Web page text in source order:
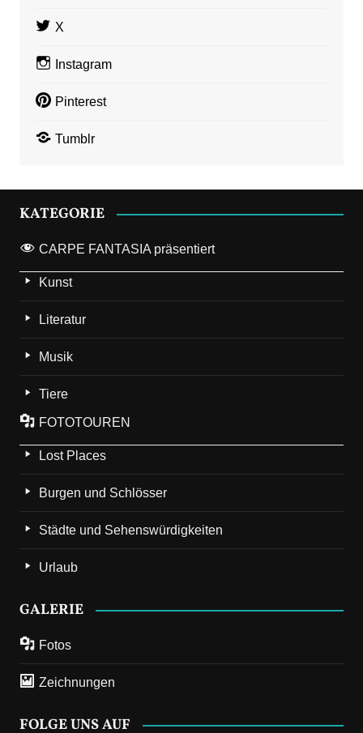
X
Instagram
Pinterest
Tumblr
KATEGORIE
CARPE FANTASIA präsentiert
Kunst
Literatur
Musik
Tiere
FOTOTOUREN
Lost Places
Burgen und Schlösser
Städte und Sehenswürdigkeiten
Urlaub
GALERIE
Fotos
Zeichnungen
FOLGE UNS AUF